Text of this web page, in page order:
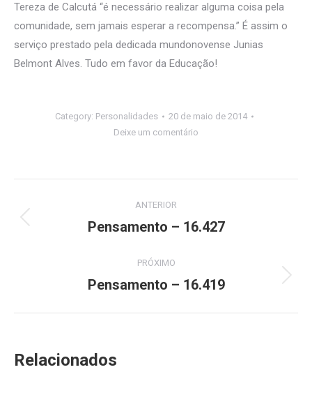
Tereza de Calcutá “é necessário realizar alguma coisa pela
comunidade, sem jamais esperar a recompensa.” É assim o
serviço prestado pela dedicada mundonovense Junias
Belmont Alves. Tudo em favor da Educação!
Category: Personalidades
20 de maio de 2014
Deixe um comentário
de
ANTERIOR
Post
Pensamento – 16.427
PRÓXIMO
Próximo
Pensamento – 16.419
Relacionados